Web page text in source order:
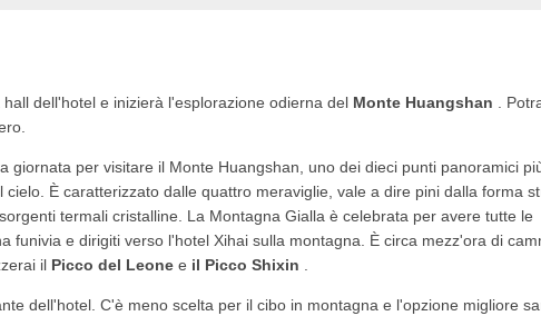
dell'hotel e inizierà l'esplorazione odierna del Monte Huangshan .
giornata per visitare il Monte Huangshan, uno dei dieci punti panoramici
È caratterizzato dalle quattro meraviglie, vale a dire pini dalla forma
termali cristalline. La Montagna Gialla è celebrata per avere tutte le
funivia e dirigiti verso l'hotel Xihai sulla montagna. È circa mezz'ora di
il Picco del Leone e il Picco Shixin .
dell'hotel. C'è meno scelta per il cibo in montagna e l'opzione migliore